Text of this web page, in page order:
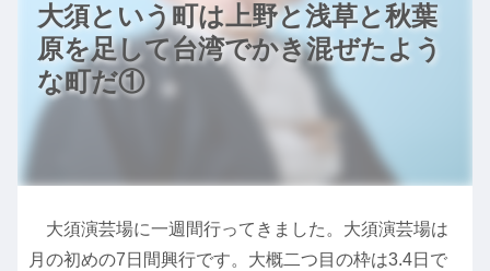
大須という町は上野と浅草と秋葉
原を足して台湾でかき混ぜたよう
な町だ①
大須演芸場に一週間行ってきました。大須演芸場は
月の初めの7日間興行です。大概二つ目の枠は3.4日で